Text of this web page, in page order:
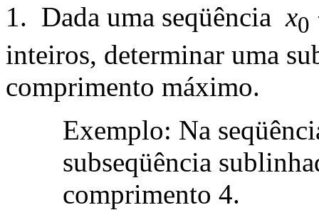
1. Dada uma seqüênciax0
inteiros, determinar uma
comprimento máximo.
Exemplo: Na
subseqüência
comprimento 4.